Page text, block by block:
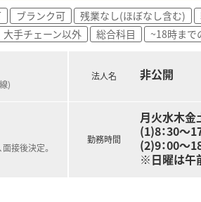
ブランク可 残業なし(ほぼなし含む)
大手チェーン以外 総合科目 ~18時まで
)
接後決定。
法人名 非公開
勤務時間
月火水木金
(1)8：30～
(2)9：00～
※日曜は午